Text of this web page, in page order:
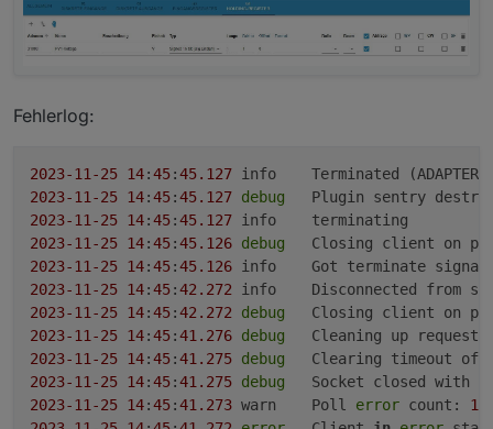
Fehlerlog:
2023-11 -25 14:45:45.127
2023-11 -25 14:45:45.127 debug
2023-11 -25 14:45:45.127
2023-11 -25 14:45:45.126 debug
2023-11 -25 14:45:45.126
2023-11 -25 14:45:42.272
info	Disconnected from
2023-11 -25 14:45:42.272
debug
2023-11 -25 14:45:41.276 debug
2023-11 -25 14:45:41.275 debug
2023-11 -25 14:45:41.275 debug
	Socket closed with
2023-11 -25 14:45:41.273
	warn	Poll
error count: 1